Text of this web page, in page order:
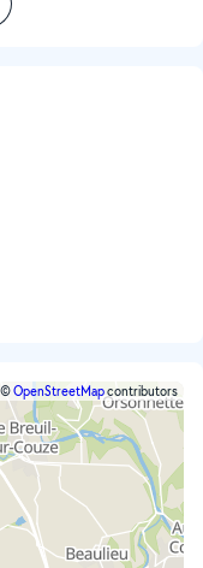
©OpenStreetMapcontributors